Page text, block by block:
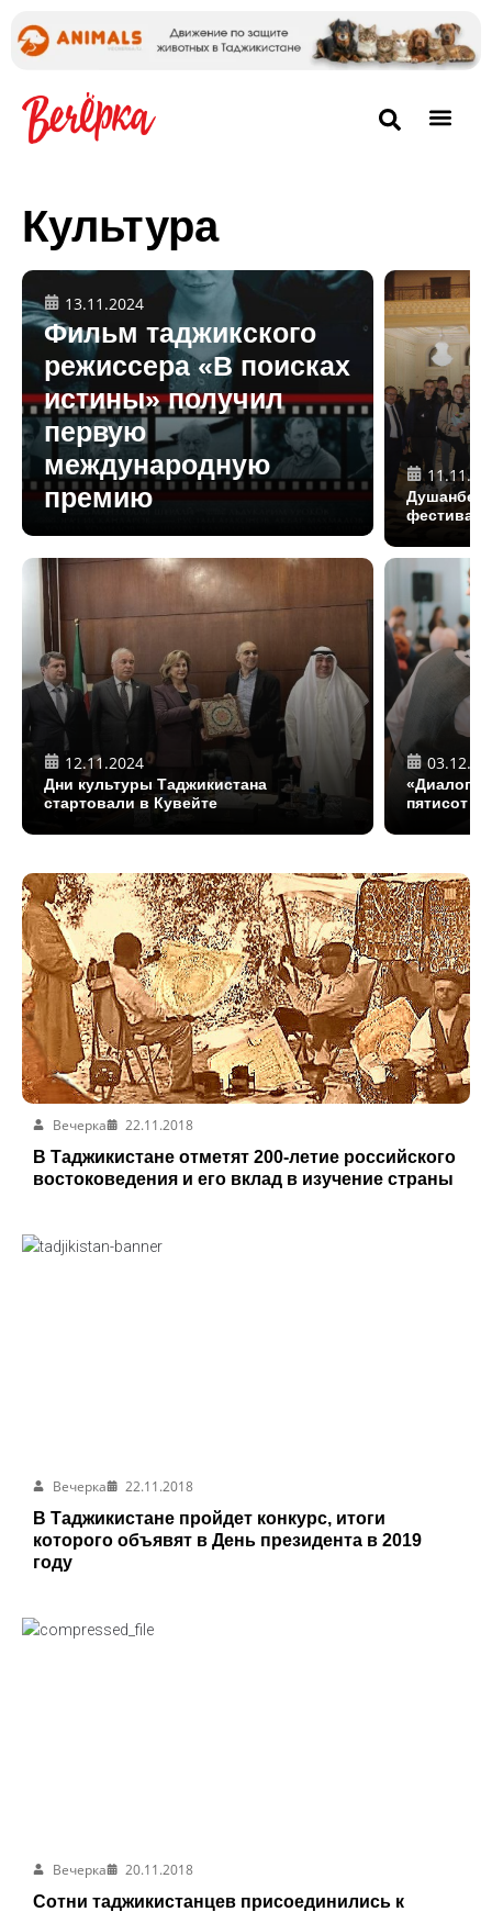
Культура
13.11.2024
Фильм таджикского
режиссера «В поисках
истины» получил
первую
международную
премию
12.11.2024
Дни культуры Таджикистана
стартовали в Кувейте
Душанбе
«Диалоги
пятисот
Вечерка
22.11.2018
В Таджикистане отметят 200-летие российского
востоковедения и его вклад в изучение страны
Вечерка
22.11.2018
В Таджикистане пройдет конкурс, итоги
которого объявят в День президента в 2019
году
Вечерка
20.11.2018
Сотни таджикистанцев присоединились к